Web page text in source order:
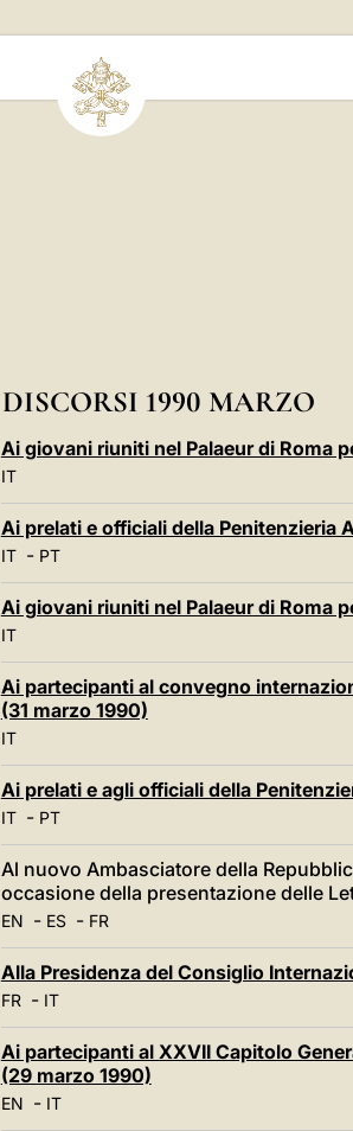
DISCORSI 1990 MARZO
Ai giovani riuniti nel Palaeur di Roma
IT
Ai prelati e officiali della Penitenzieria
IT- PT
Ai giovani riuniti nel Palaeur di Roma
IT
Ai partecipanti al convegno
(31 marzo 1990)
IT
Ai prelati e agli officiali della
IT- PT
Al nuovo Ambasciatore della
occasione della presentazione delle
EN - ES- FR
Alla Presidenza del Consiglio
FR- IT
Ai partecipanti al XXVII Capitolo
(29 marzo 1990)
EN - IT